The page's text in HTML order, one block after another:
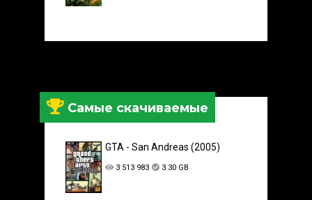
Самые скачиваемые
GTA - San Andreas (2005)
3 513 983 3.30 GB